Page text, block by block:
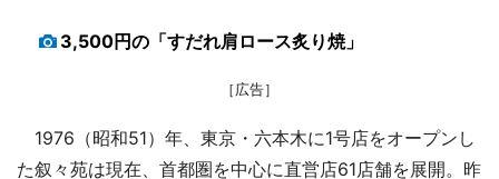
3,500円の「すだれ肩ロース炙り焼」
［広告］
1976（昭和51）年、東京・六本木に1号店をオープンし
た叙々苑は現在、首都圏を中心に直営店61店舗を展開。昨